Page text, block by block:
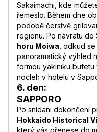
Sakaimachi, kde
řemeslo. Během dne
podobě čerstvě
regionu. Po návratu
horu Moiwa , odkud
panoramatický výhled
formou yakiniku bufetu
nocleh v hotelu v
6. den:
SAPPORO
Po snídani dokončení
Hokkaido Historical